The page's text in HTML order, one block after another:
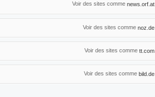
Voir des sites comme news.orf.at
Voir des sites comme noz.de
Voir des sites comme tt.com
Voir des sites comme bild.de